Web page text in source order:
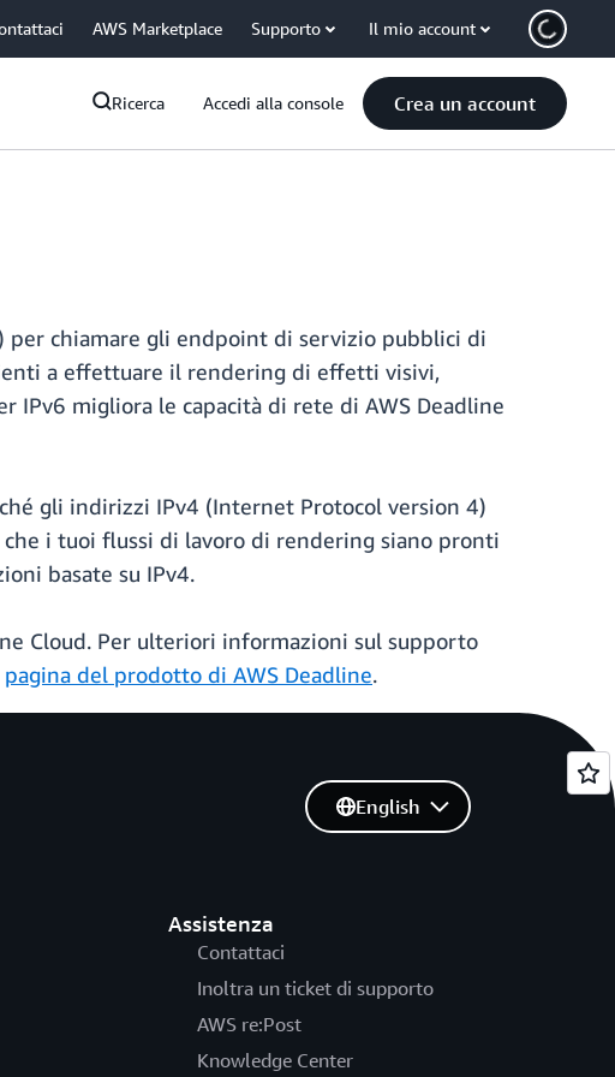
AWS Marketplace Supporto Il mio account
Ricerca Accedi alla console Crea un account
per chiamare gli endpoint di servizio pubblici di
a effettuare il rendering di effetti visivi,
IPv6 migliora le capacità di rete di AWS Deadline
gli indirizzi IPv4 (Internet Protocol version 4)
i tuoi flussi di lavoro di rendering siano pronti
basate su IPv4.
Cloud. Per ulteriori informazioni sul supporto
pagina del prodotto di AWS Deadline.
Assistenza
Contattaci
Inoltra un ticket di supporto
AWS re:Post
Knowledge Center
English